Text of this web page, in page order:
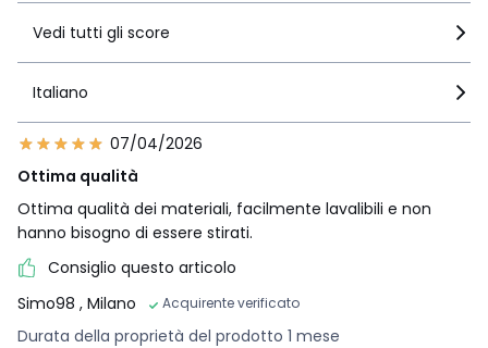
Vedi tutti gli score
Italiano
07/04/2026
Ottima qualità
Ottima qualità dei materiali, facilmente lavalibili e non
hanno bisogno di essere stirati.
Consiglio questo articolo
Simo98 , Milano Acquirente verificato
Durata della proprietà del prodotto 1 mese